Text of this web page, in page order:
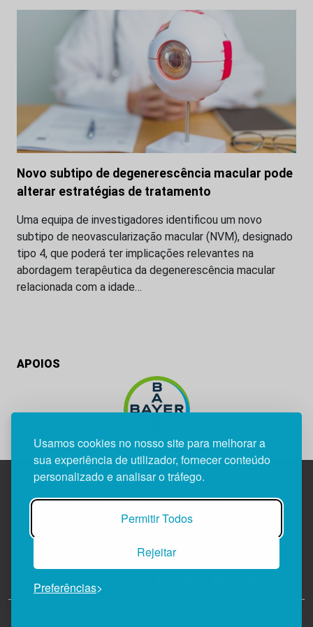
Usamos cookies no nosso site para melhorar a
sua experiência de utilizador, fornecer conteúdo
personalizado e analisar o tráfego.
Permitir Todos
Rejeitar
Preferências
Novo subtipo de degenerescência macular pode
alterar estratégias de tratamento
Uma equipa de investigadores identificou um novo
subtipo de neovascularização macular (NVM), designado
tipo 4, que poderá ter implicações relevantes na
abordagem terapêutica da degenerescência macular
relacionada com a idade…
APOIOS
Edif. Lisboa Oriente | Av. Infante D. Henrique, n.º 333H, esc.
1800-282 Lisboa | Portugal